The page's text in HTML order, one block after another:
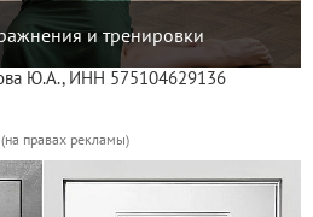
и тренировки
Ю.А., ИНН 575104629136
(на правах рекламы)